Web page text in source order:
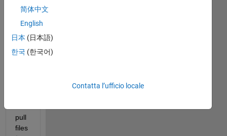
I
hav
pull
files
简体中文
English
日本 (日本語)
한국 (한국어)
Contatta l’ufficio locale